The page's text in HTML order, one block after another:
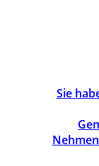
Sie